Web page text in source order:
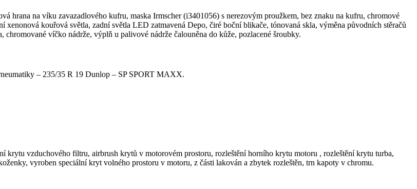
hrana na víku zavazadlového kufru, maska Irmscher (i3401056) s nerezovým proužkem, bez znaku na kufru, chromové
kouřová světla, zadní světla LED zatmavená Depo, čiré boční blikače, tónovaná skla, výměna původních stěračů
víčko nádrže, výplň u palivové nádrže čalouněna do kůže, pozlacené šroubky.
– 235/35 R 19 Dunlop – SP SPORT MAXX.
krytu vzduchového filtru, airbrush krytů v motorovém prostoru, rozleštění horního krytu motoru , rozleštění krytu turba,
vyroben speciální kryt volného prostoru v motoru, z části lakován a zbytek rozleštěn, trn kapoty v chromu.